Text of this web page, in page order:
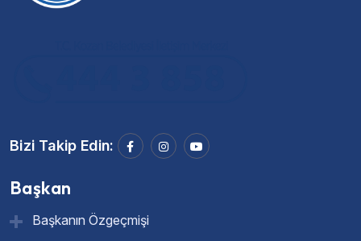
Bizi Takip Edin:
Başkan
Başkanın Özgeçmişi